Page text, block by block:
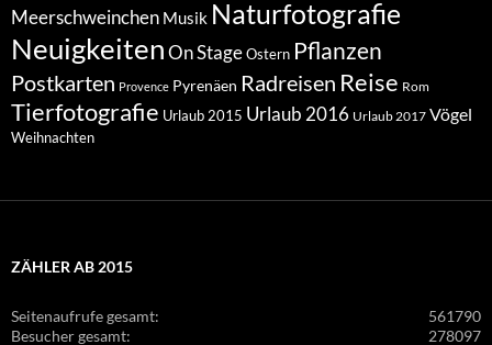
Meerschweinchen Musik Naturfotografie
NeuigkeitenOn StageOstern Pflanzen
Postkarten Provence Pyrenäen Radreisen Reise Rom
Tierfotografie Urlaub 2015 Urlaub 2016 Urlaub 2017 Vögel
Weihnachten
ZÄHLER AB 2015
561790
Seitenaufrufe gesamt:
278097
Besucher gesamt: